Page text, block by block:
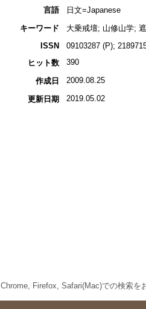
言語
日文=Japanese
キーワード
大乗戒壇; 山修山学;
ISSN
09103287 (P);
ヒット数
390
作成日 2009.08.25
更新日期 2019.05.02
Chrome, Firefox, Safari(Mac)での検索を